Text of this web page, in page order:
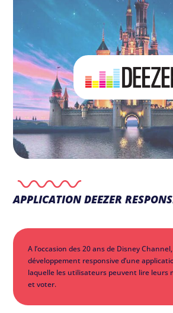
APPLICATION DEEZER
A l’occasion des 20 ans de Disney
développement responsive d’une
laquelle les utilisateurs peuvent lire leurs
et voter.